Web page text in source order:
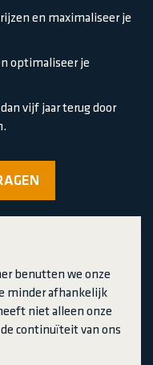
en maximaliseer je
optimaliseer je
vijf jaar terug door
benutten we onze
minder afhankelijk
niet alleen onze
continuïteit van ons